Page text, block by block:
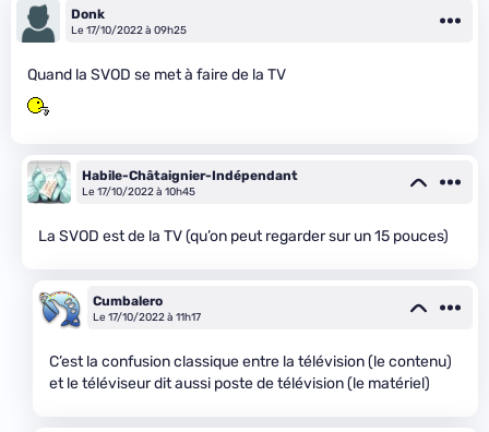
Donk
Le 17/10/2022 à 09h25
Quand la SVOD se met à faire de la TV
Habile-Châtaignier-Indépendant
Le 17/10/2022 à 10h45
La SVOD est de la TV (qu’on peut regarder sur un 15 pouces)
Cumbalero
Le 17/10/2022 à 11h17
C’est la confusion classique entre la télévision (le contenu)
et le téléviseur dit aussi poste de télévision (le matériel)